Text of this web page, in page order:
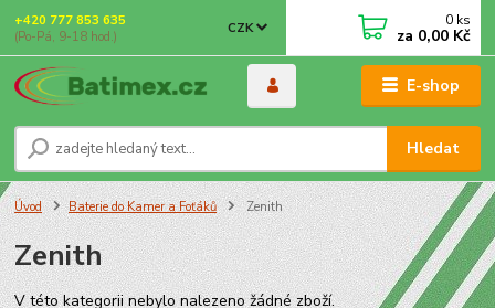
E-shop
CZK
Hledat
+420 777 853 635
(Po-Pá, 9-18 hod.)
0 ks
za 0,00 Kč
Úvod Baterie do Kamer a Foťáků Zenith
Zenith
V této kategorii nebylo nalezeno žádné zboží.